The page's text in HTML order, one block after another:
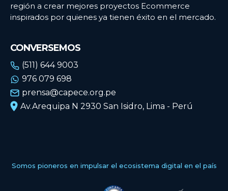
región a crear mejores proyectos Ecommerce
inspirados por quienes ya tienen éxito en el mercado.
CONVERSEMOS
(511) 644 9003
976 079 698
prensa@capece.org.pe
Av.Arequipa N 2930 San Isidro, Lima - Perú
Somos pioneros en impulsar el ecosistema digital en el país